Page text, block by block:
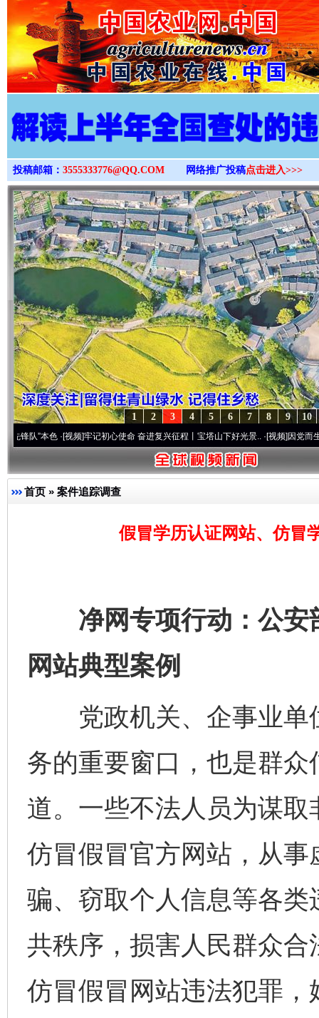
>
投稿邮箱： 3555333776@QQ.COM 网络推广投稿点击进入>>>
10
9
8
7
6
5
4
3
2
1
·[视频]牢记初心使命 奋进复兴征程丨宝塔山下好光景..·[视频]因党而生 为党而
首页 » 案件追踪调查
假冒学历认证网站、仿冒
净网专项行动：公安
网站典型案例
党政机关、企事业单
务的重要窗口，也是群
道。一些不法人员为谋取
仿冒假冒官方网站，从
骗、窃取个人信息等各
共秩序，损害人民群众
仿冒假冒网站违法犯罪